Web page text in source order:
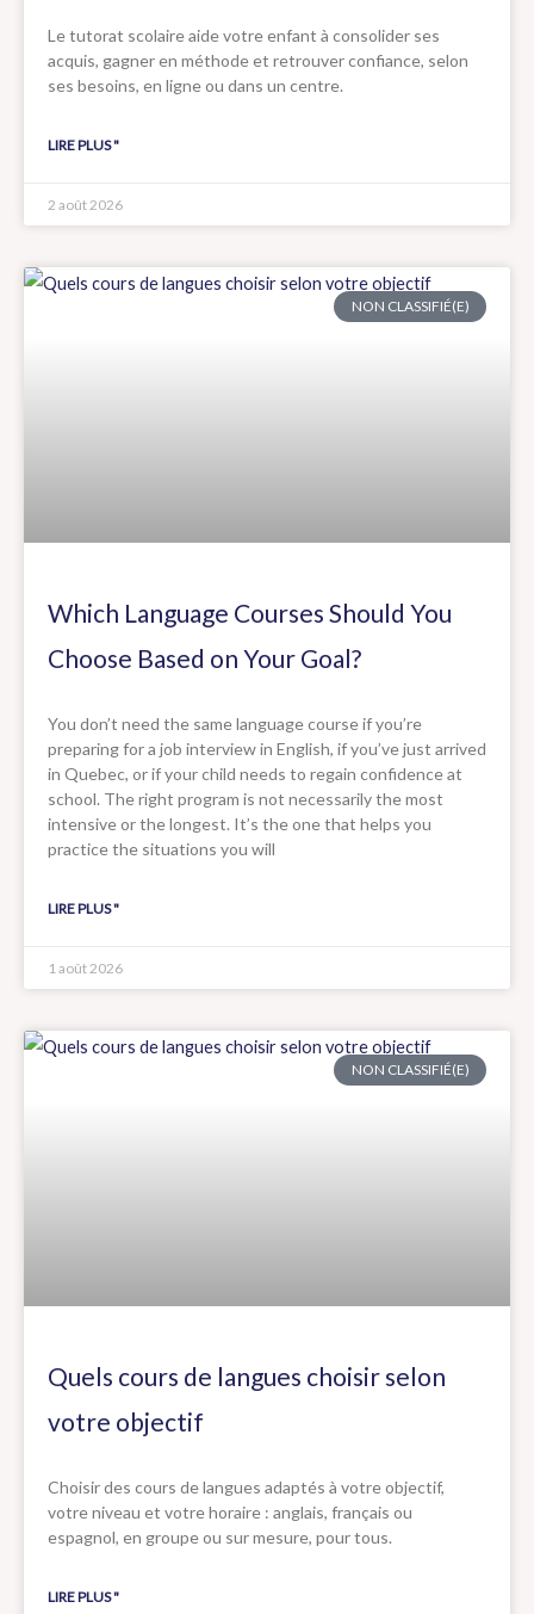
Le tutorat scolaire aide votre enfant à consolider ses
acquis, gagner en méthode et retrouver confiance, selon
ses besoins, en ligne ou dans un centre.
LIRE PLUS "
2 août 2026
NON CLASSIFIÉ(E)
Which Language Courses Should You
Choose Based on Your Goal?
You don’t need the same language course if you’re
preparing for a job interview in English, if you’ve just arrived
in Quebec, or if your child needs to regain confidence at
school. The right program is not necessarily the most
intensive or the longest. It’s the one that helps you
practice the situations you will
LIRE PLUS "
1 août 2026
NON CLASSIFIÉ(E)
Quels cours de langues choisir selon
votre objectif
Choisir des cours de langues adaptés à votre objectif,
votre niveau et votre horaire : anglais, français ou
espagnol, en groupe ou sur mesure, pour tous.
LIRE PLUS "